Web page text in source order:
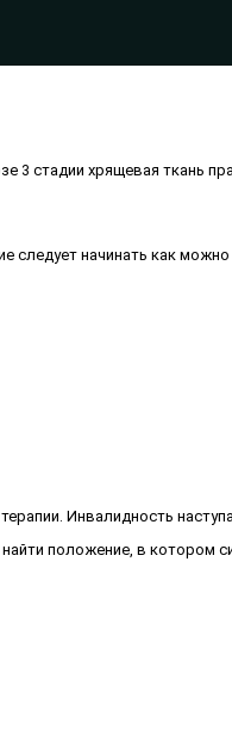
стадии хрящевая ткань
следует начинать как
Инвалидность
найти положение, в котором